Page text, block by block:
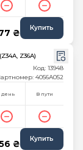
₴ Купить
Z36A)
Код: 13948
4056A052
день В пути
₴ Купить